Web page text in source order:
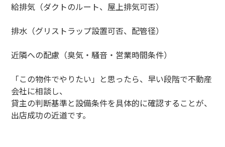
給排気（ダクトのルート、屋上排気可否）
排水（グリストラップ設置可否、配管径）
近隣への配慮（臭気・騒音・営業時間条件）
「この物件でやりたい」と思ったら、早い段階で不動産
会社に相談し、
貸主の判断基準と設備条件を具体的に確認することが、
出店成功の近道です。